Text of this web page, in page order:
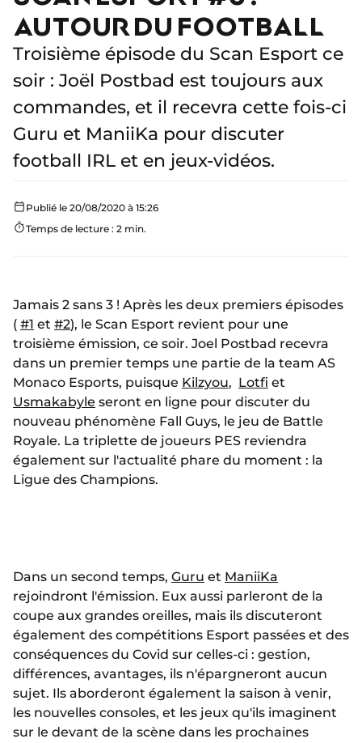
AUTOUR DU FOOTBALL
Troisième épisode du Scan Esport ce
soir : Joël Postbad est toujours aux
commandes, et il recevra cette fois-ci
Guru et ManiiKa pour discuter
football IRL et en jeux-vidéos.
Publié le 20/08/2020 à 15:26
Temps de lecture : 2 min.
Jamais 2 sans 3 ! Après les deux premiers épisodes
( #1 et #2), le Scan Esport revient pour une
troisième émission, ce soir. Joel Postbad recevra
dans un premier temps une partie de la team AS
Monaco Esports, puisque Kilzyou, Lotfi et
Usmakabyle seront en ligne pour discuter du
nouveau phénomène Fall Guys, le jeu de Battle
Royale. La triplette de joueurs PES reviendra
également sur l'actualité phare du moment : la
Ligue des Champions.
Dans un second temps, Guru et ManiiKa
rejoindront l'émission. Eux aussi parleront de la
coupe aux grandes oreilles, mais ils discuteront
également des compétitions Esport passées et des
conséquences du Covid sur celles-ci : gestion,
différences, avantages, ils n'épargneront aucun
sujet. Ils aborderont également la saison à venir,
les nouvelles consoles, et les jeux qu'ils imaginent
sur le devant de la scène dans les prochaines